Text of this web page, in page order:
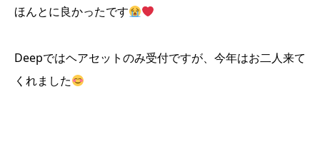
ほんとに良かったです
Deepではヘアセットのみ受付ですが、今年はお二人来て
くれました